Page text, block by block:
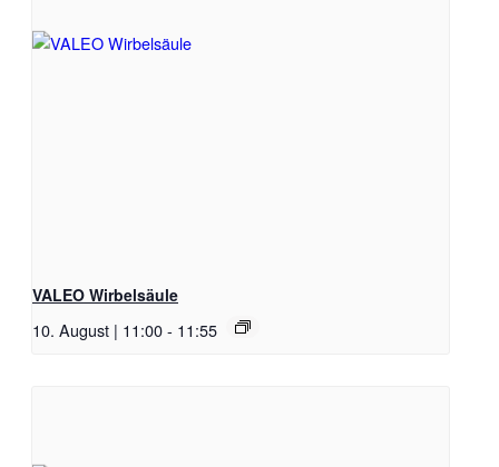
VALEO Wirbelsäule
10. August | 11:00- 11:55